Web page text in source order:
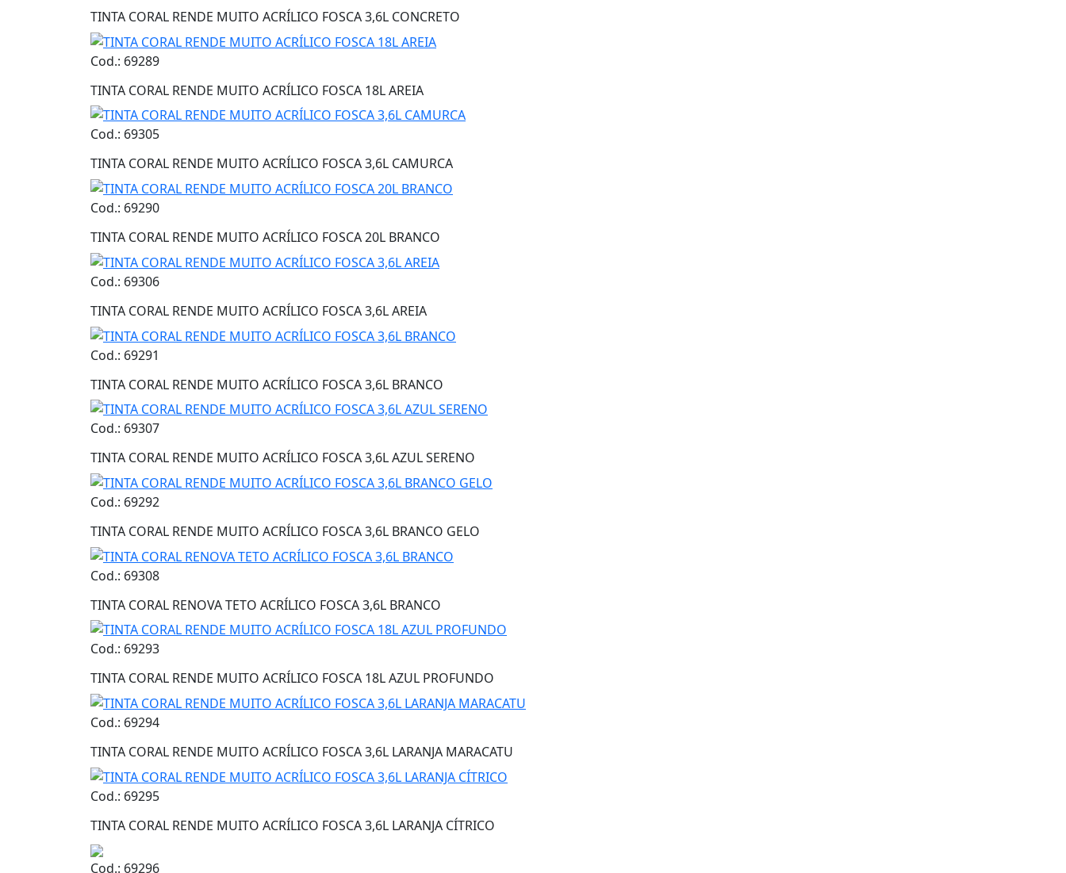
TINTA CORAL RENDE MUITO ACRÍLICO FOSCA 3,6L CONCRETO
Cod.: 69289
TINTA CORAL RENDE MUITO ACRÍLICO FOSCA 18L AREIA
Cod.: 69305
TINTA CORAL RENDE MUITO ACRÍLICO FOSCA 3,6L CAMURCA
Cod.: 69290
TINTA CORAL RENDE MUITO ACRÍLICO FOSCA 20L BRANCO
Cod.: 69306
TINTA CORAL RENDE MUITO ACRÍLICO FOSCA 3,6L AREIA
Cod.: 69291
TINTA CORAL RENDE MUITO ACRÍLICO FOSCA 3,6L BRANCO
Cod.: 69307
TINTA CORAL RENDE MUITO ACRÍLICO FOSCA 3,6L AZUL SERENO
Cod.: 69292
TINTA CORAL RENDE MUITO ACRÍLICO FOSCA 3,6L BRANCO GELO
Cod.: 69308
TINTA CORAL RENOVA TETO ACRÍLICO FOSCA 3,6L BRANCO
Cod.: 69293
TINTA CORAL RENDE MUITO ACRÍLICO FOSCA 18L AZUL PROFUNDO
Cod.: 69294
TINTA CORAL RENDE MUITO ACRÍLICO FOSCA 3,6L LARANJA MARACATU
Cod.: 69295
TINTA CORAL RENDE MUITO ACRÍLICO FOSCA 3,6L LARANJA CÍTRICO
Cod.: 69296